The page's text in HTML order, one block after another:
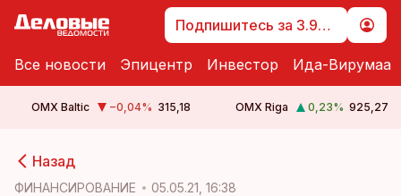
Подпишитесь за 3.99 €
Все новости Эпицентр Инвестор Ида-Вирумаа
OMX Baltic −0,04% 315,18 OMX Riga 0,23% 925,27
Назад
ФИНАНСИРОВАНИЕ 05.05.21, 16:38